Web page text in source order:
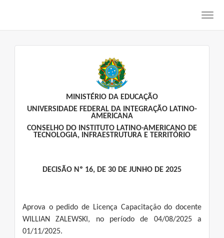
MINISTÉRIO DA EDUCAÇÃO
UNIVERSIDADE FEDERAL DA INTEGRAÇÃO LATINO-
AMERICANA
CONSELHO DO INSTITUTO LATINO-AMERICANO DE
TECNOLOGIA, INFRAESTRUTURA E TERRITÓRIO
DECISÃO Nº 16, DE 30 DE JUNHO DE 2025
Aprova o pedido de Licença Capacitação do docente
WILLIAN ZALEWSKI, no período de 04/08/2025 a
01/11/2025.